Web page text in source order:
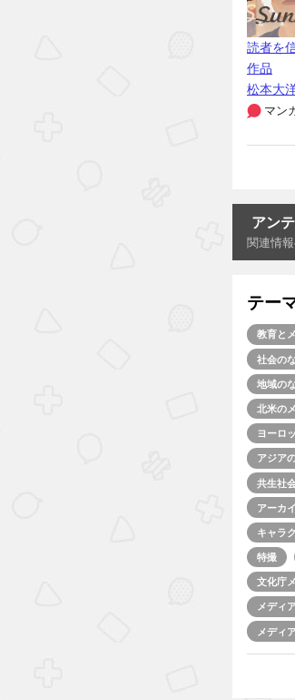
読者を
作品
松本大
マン
アン
関連情
テー
教育と
社会の
地域の
北米の
ヨーロ
アジア
共生社
アーカ
キャラ
特撮
文化庁
メディ
メディ